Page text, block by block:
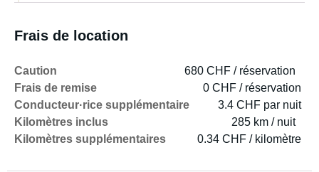
Frais de location
Caution
680 CHF / réservation
Frais de remise
0 CHF / réservation
Conducteur·rice supplémentaire
3.4 CHF par nuit
Kilomètres inclus
285 km / nuit
Kilomètres supplémentaires
0.34 CHF / kilomètre